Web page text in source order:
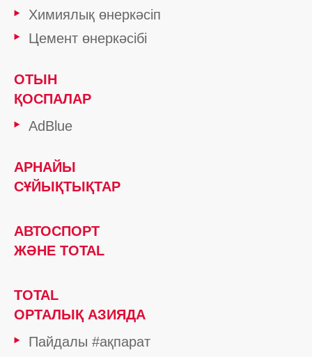
Химиялық өнеркәсіп
Цемент өнеркәсібі
ОТЫН
ҚОСПАЛАР
AdBlue
АРНАЙЫ
СҰЙЫҚТЫҚТАР
АВТОСПОРТ
ЖӘНЕ TOTAL
TOTAL
ОРТАЛЫҚ АЗИЯДА
Пайдалы #ақпарат